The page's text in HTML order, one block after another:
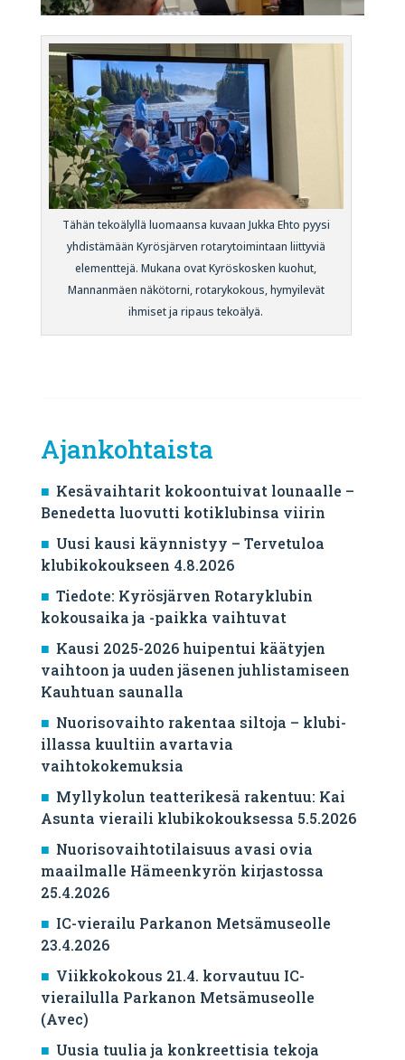
Tähän tekoälyllä luomaansa kuvaan Jukka Ehto pyysi
yhdistämään Kyrösjärven rotarytoimintaan liittyviä
elementtejä. Mukana ovat Kyröskosken kuohut,
Mannanmäen näkötorni, rotarykokous, hymyilevät
ihmiset ja ripaus tekoälyä.
Ajankohtaista
Kesävaihtarit kokoontuivat lounaalle –
Benedetta luovutti kotiklubinsa viirin
Uusi kausi käynnistyy – Tervetuloa
klubikokoukseen 4.8.2026
Tiedote: Kyrösjärven Rotaryklubin
kokousaika ja -paikka vaihtuvat
Kausi 2025-2026 huipentui käätyjen
vaihtoon ja uuden jäsenen juhlistamiseen
Kauhtuan saunalla
Nuorisovaihto rakentaa siltoja – klubi-
illassa kuultiin avartavia
vaihtokokemuksia
Myllykolun teatterikesä rakentuu: Kai
Asunta vieraili klubikokouksessa 5.5.2026
Nuorisovaihtotilaisuus avasi ovia
maailmalle Hämeenkyrön kirjastossa
25.4.2026
IC-vierailu Parkanon Metsämuseolle
23.4.2026
Viikkokokous 21.4. korvautuu IC-
vierailulla Parkanon Metsämuseolle
(Avec)
Uusia tuulia ja konkreettisia tekoja